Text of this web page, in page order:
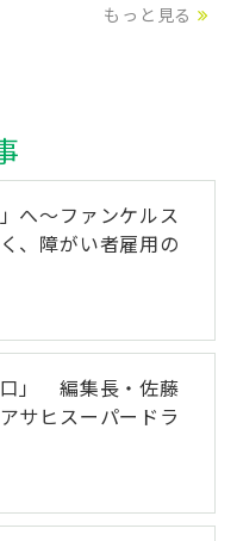
もっと見る
へ〜ファンケルス
、障がい者雇用の
口」 編集長・佐藤
サヒスーパードラ